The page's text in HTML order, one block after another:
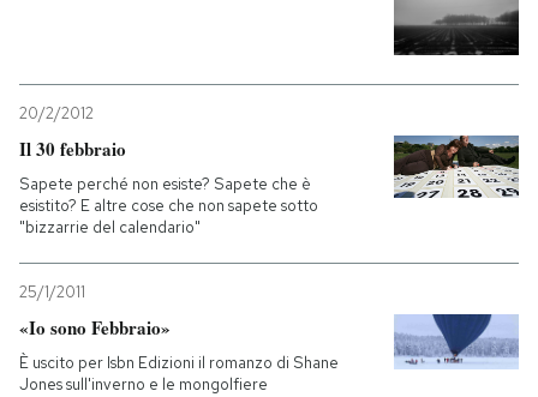
CALENDARIO
Entra
20/2/2012
Il 30 febbraio
Sapete perché non esiste? Sapete che è
esistito? E altre cose che non sapete sotto
"bizzarrie del calendario"
25/1/2011
«Io sono Febbraio»
È uscito per Isbn Edizioni il romanzo di Shane
Jones sull'inverno e le mongolfiere